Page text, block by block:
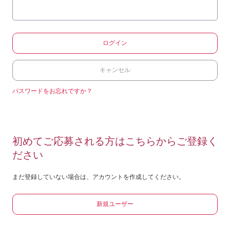
ログイン
キャンセル
パスワードをお忘れですか？
初めてご応募される方はこちらからご登録く
ださい
まだ登録していない場合は、アカウントを作成してください。
新規ユーザー